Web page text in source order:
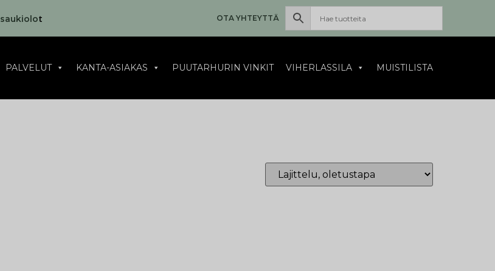
t OTA YHTEYTTÄ
PALVELUT KANTA-ASIAKAS PUUTARHURIN VINKIT VIHERLASSILA MUISTILISTA